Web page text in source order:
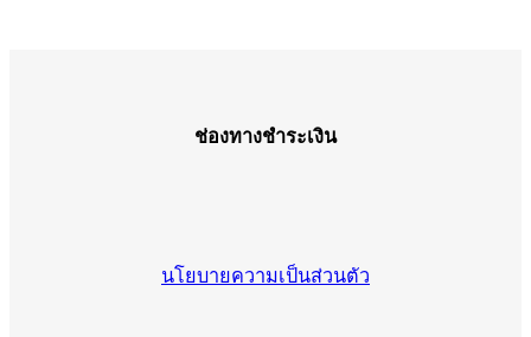
ช่องทางชำระเงิน
นโยบายความเป็นส่วนตัว